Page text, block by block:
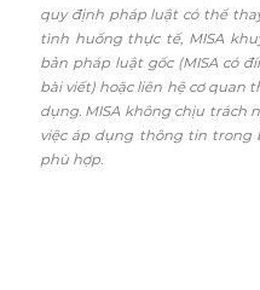
quy định pháp luật có thể
tình huống thực tế, MISA
bản pháp luật gốc (MISA có
bài viết) hoặc liên hệ cơ quan
dụng. MISA không chịu trách
việc áp dụng thông tin trong
phù hợp.